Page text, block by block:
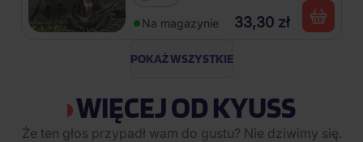
Na magazynie 33,30 zł
POKAŻ WSZYSTKIE
WIĘCEJ OD KYUSS
Że ten głos przypadł wam do gustu? Nie dziwimy się.